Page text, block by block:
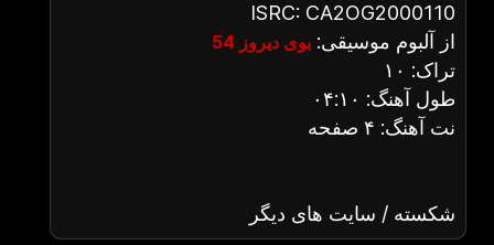
ISRC: CA2OG2000110
از آلبوم موسیقی: بوی دیروز 54
تراک: ۱۰
طول آهنگ: ۰۴:۱۰
نت آهنگ: ۴ صفحه
شکسته / سایت های دیگر